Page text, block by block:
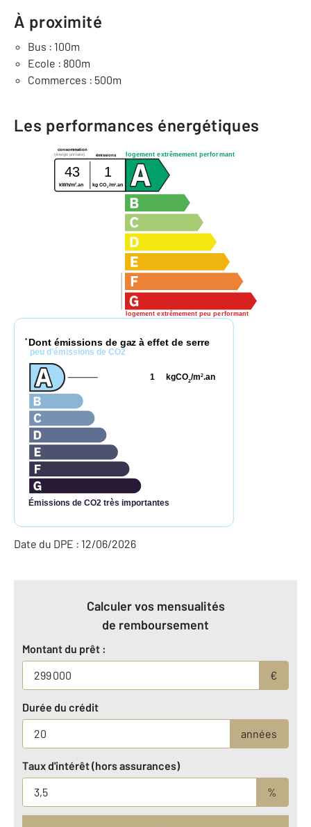
À proximité
Bus : 100m
Ecole : 800m
Commerces : 500m
Les performances énergétiques
logement extrêmement performant
logement extrêmement peu performant
consommation
émissions
(énergie primaire)
43 1
kWh/m2.an kg CO2 /m2.an
* Dont émissions de gaz à effet de serre
peu d'émissions de CO2
Émissions de CO2 très importantes
kgCO2/m2.an
1
Date du DPE : 12/06/2026
Calculer vos mensualités
de remboursement
Montant du prêt :
€
Durée du crédit
années
Taux d'intérêt (hors assurances)
%